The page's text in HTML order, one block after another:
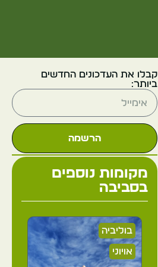
קבלו את העדכונים החדשים
ביותר:
הרשמה
מקומות נוספים
בסביבה
בוליביה
אויוני